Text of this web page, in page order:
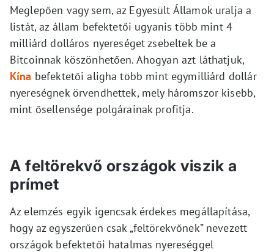
Meglepően vagy sem, az Egyesült Államok uralja a
listát, az állam befektetői ugyanis több mint 4
milliárd dolláros nyereséget zsebeltek be a
Bitcoinnak köszönhetően. Ahogyan azt láthatjuk,
Kína befektetői aligha több mint egymilliárd dollár
nyereségnek örvendhettek, mely háromszor kisebb,
mint ősellensége polgárainak profitja.
A feltörekvő országok viszik a
prímet
Az elemzés egyik igencsak érdekes megállapítása,
hogy az egyszerűen csak „feltörekvőnek” nevezett
országok befektetői hatalmas nyereséggel